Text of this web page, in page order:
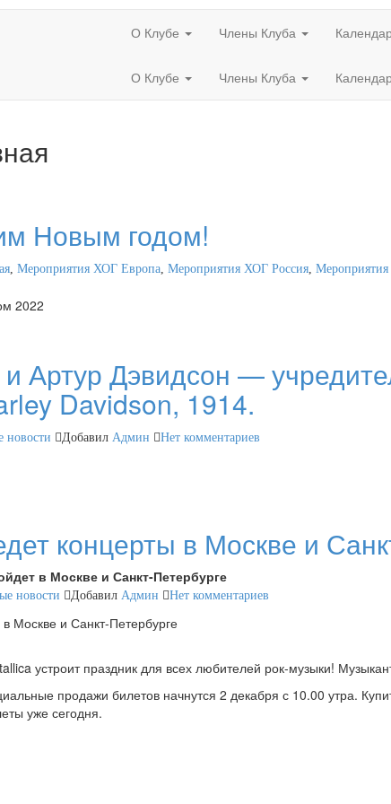
О Клубе Члены Клуба
О Клубе Члены Клуба
Новым годом!
, Мероприятия ХОГ Европа, Мероприятия ХОГ Россия,
Артур Дэвидсон —
Davidson, 1914.
новости Добавил Админ Нет комментариев
концерты в Москве и
в Москве и Санкт-Петербурге
новости Добавил Админ Нет комментариев
устроит праздник для всех любителей рок-музыки!
продажи билетов начнутся 2 декабря с 10.00 утра.
уже сегодня.